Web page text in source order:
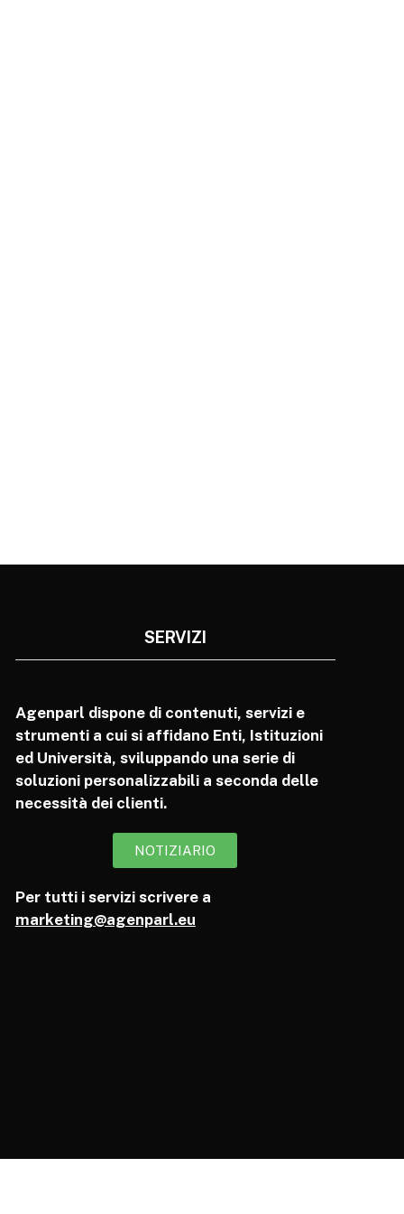
SERVIZI
Agenparl dispone di contenuti, servizi e
strumenti a cui si affidano Enti, Istituzioni
ed Università, sviluppando una serie di
soluzioni personalizzabili a seconda delle
necessità dei clienti.
NOTIZIARIO
Per tutti i servizi scrivere a
marketing@agenparl.eu